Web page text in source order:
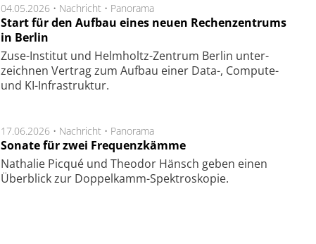
04.05.2026 • Nachricht • Panorama
Start für den Aufbau eines neuen Rechenzentrums
in Berlin
Zuse-Insti­tut und Helm­holtz-Zen­trum Ber­lin un­ter­
zeich­nen Ver­trag zum Auf­bau einer Data-, Compute-
und KI-Infra­struk­tur.
17.06.2026 • Nachricht • Panorama
Sonate für zwei Frequenzkämme
Nathalie Picqué und Theodor Hänsch geben einen
Überblick zur Doppelkamm-Spektroskopie.